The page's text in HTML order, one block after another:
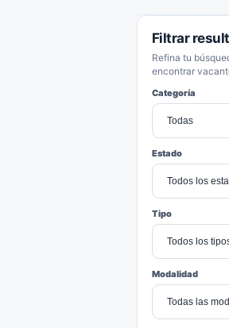
Filtrar
Refina tu
encontrar
Categoría
Estado
Tipo
Modalidad